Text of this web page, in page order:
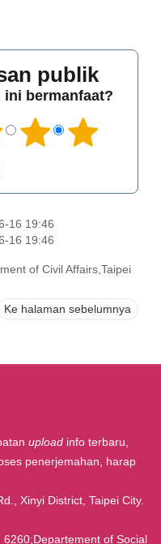
publik
bermanfaat?
16 19:46
16 19:46
of Civil Affairs,Taipei
Ke halaman sebelumnya
upload info terbaru,
penerjemahan, harap
Xinyi District, Taipei City.
of Social